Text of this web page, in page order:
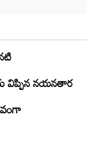
విప్పిన నయనతార